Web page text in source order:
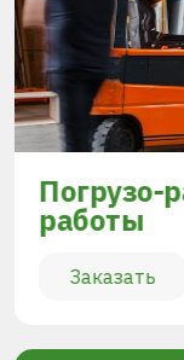
Погрузо-
работы
Заказать